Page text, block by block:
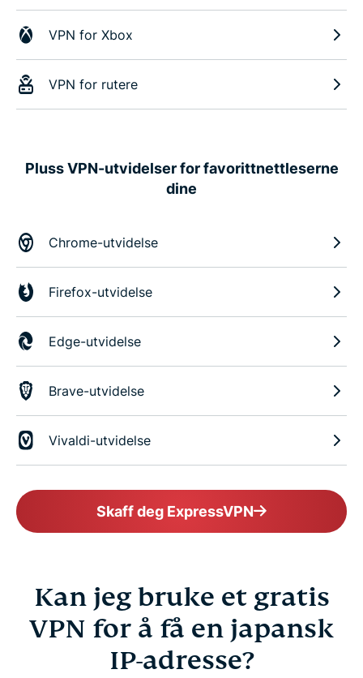
VPN for Xbox
VPN for rutere
Pluss VPN-utvidelser for favorittnettleserne
dine
Chrome-utvidelse
Firefox-utvidelse
Edge-utvidelse
Brave-utvidelse
Vivaldi-utvidelse
Skaff deg ExpressVPN
Kan jeg bruke et gratis
VPN for å få en japansk
IP-adresse?